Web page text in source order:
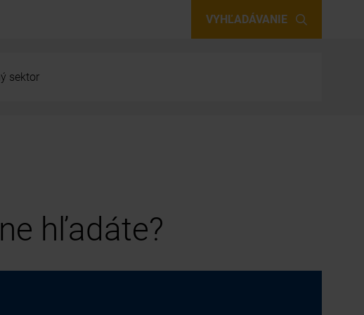
VYHĽADÁVANIE
sektor
hľadáte?